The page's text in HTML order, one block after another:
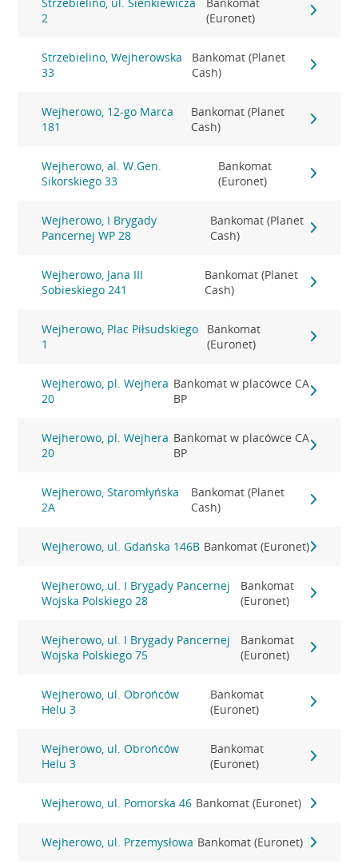
2
(Euronet)
Strzebielino, Wejherowska
33
Bankomat (Planet
Cash)
Wejherowo, 12-go Marca
181
Bankomat (Planet
Cash)
Wejherowo, al. W.Gen.
Sikorskiego 33
Bankomat
(Euronet)
Wejherowo, I Brygady
Pancernej WP 28
Bankomat (Planet
Cash)
Wejherowo, Jana III
Sobieskiego 241
Bankomat (Planet
Cash)
Wejherowo, Plac Piłsudskiego
1
Bankomat
(Euronet)
Wejherowo, pl. Wejhera
20
Bankomat w placówce CA
BP
Wejherowo, pl. Wejhera
20
Bankomat w placówce CA
BP
Wejherowo, Staromłyńska
2A
Bankomat (Planet
Cash)
Wejherowo, ul. Gdańska 146B Bankomat (Euronet)
Wejherowo, ul. I Brygady Pancernej
Wojska Polskiego 28
Bankomat
(Euronet)
Wejherowo, ul. I Brygady Pancernej
Wojska Polskiego 75
Bankomat
(Euronet)
Wejherowo, ul. Obrońców
Helu 3
Bankomat
(Euronet)
Wejherowo, ul. Obrońców
Helu 3
Bankomat
(Euronet)
Wejherowo, ul. Pomorska 46 Bankomat (Euronet)
Wejherowo, ul. Przemysłowa Bankomat (Euronet)